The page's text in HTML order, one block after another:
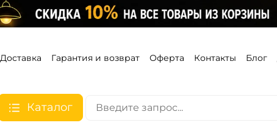
Доставка Гарантия и возврат Оферта Контакты Блог
Каталог